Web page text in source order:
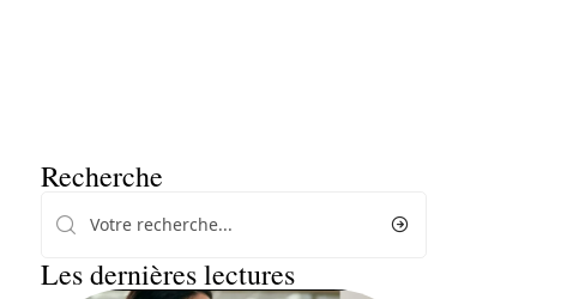
Recherche
Les dernières lectures